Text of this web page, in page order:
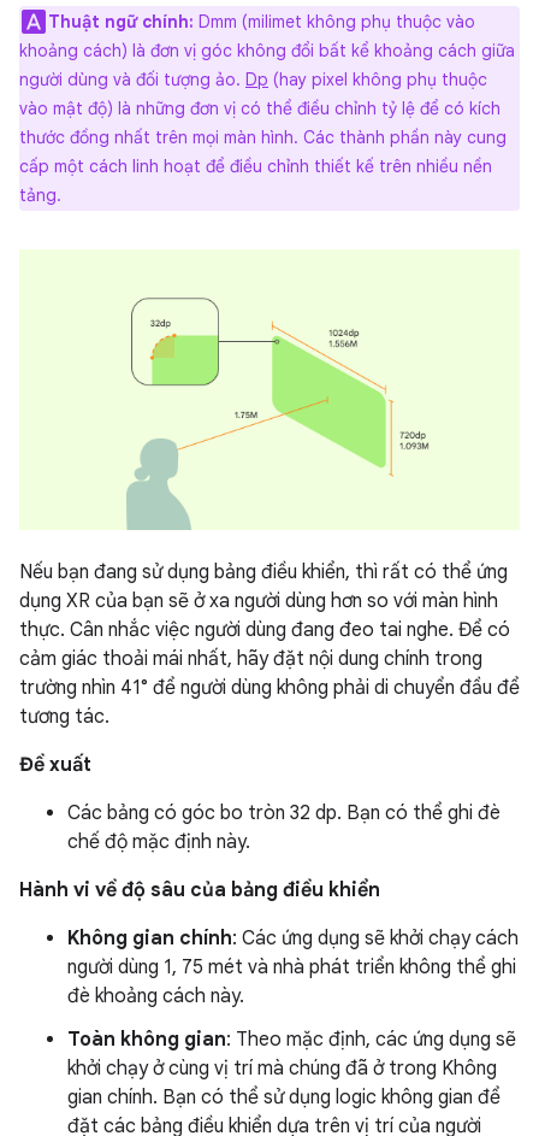
Thuật ngữ chính: Dmm (milimet không phụ thuộc vào
khoảng cách) là đơn vị góc không đổi bất kể khoảng cách giữa
người dùng và đối tượng ảo. Dp (hay pixel không phụ thuộc
vào mật độ) là những đơn vị có thể điều chỉnh tỷ lệ để có kích
thước đồng nhất trên mọi màn hình. Các thành phần này cung
cấp một cách linh hoạt để điều chỉnh thiết kế trên nhiều nền
tảng.
Nếu bạn đang sử dụng bảng điều khiển, thì rất có thể ứng
dụng XR của bạn sẽ ở xa người dùng hơn so với màn hình
thực. Cân nhắc việc người dùng đang đeo tai nghe. Để có
cảm giác thoải mái nhất, hãy đặt nội dung chính trong
trường nhìn 41° để người dùng không phải di chuyển đầu để
tương tác.
Đề xuất
Các bảng có góc bo tròn 32 dp. Bạn có thể ghi đè
chế độ mặc định này.
Hành vi về độ sâu của bảng điều khiển
Không gian chính: Các ứng dụng sẽ khởi chạy cách
người dùng 1, 75 mét và nhà phát triển không thể ghi
đè khoảng cách này.
Toàn không gian: Theo mặc định, các ứng dụng sẽ
khởi chạy ở cùng vị trí mà chúng đã ở trong Không
gian chính. Bạn có thể sử dụng logic không gian để
đặt các bảng điều khiển dựa trên vị trí của người